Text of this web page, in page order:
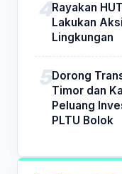
Rayakan
Lakukan
Lingkungan
Dorong
Timor dan
Peluang
PLTU Bolok